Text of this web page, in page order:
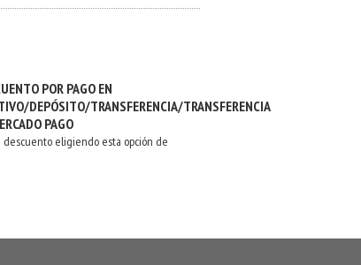
POR PAGO EN
DEPÓSITO/TRANSFERENCIA/TRANSFERENCIA
PAGO
descuento eligiendo esta opción de